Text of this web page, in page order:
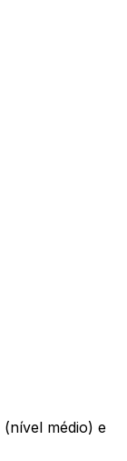
(nível médio) e